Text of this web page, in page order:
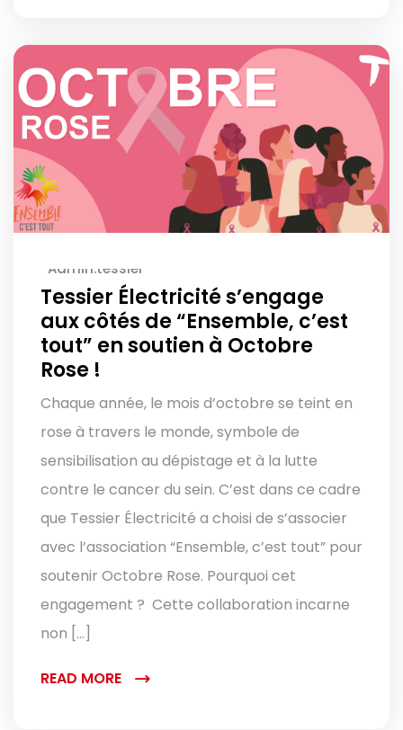
Admin.tessier
Tessier Électricité s’engage
aux côtés de “Ensemble, c’est
tout” en soutien à Octobre
Rose !
Chaque année, le mois d’octobre se teint en
rose à travers le monde, symbole de
sensibilisation au dépistage et à la lutte
contre le cancer du sein. C’est dans ce cadre
que Tessier Électricité a choisi de s’associer
avec l’association “Ensemble, c’est tout” pour
soutenir Octobre Rose. Pourquoi cet
engagement ? Cette collaboration incarne
non […]
READ MORE